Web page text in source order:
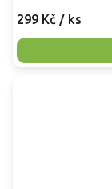
299 Kč / ks